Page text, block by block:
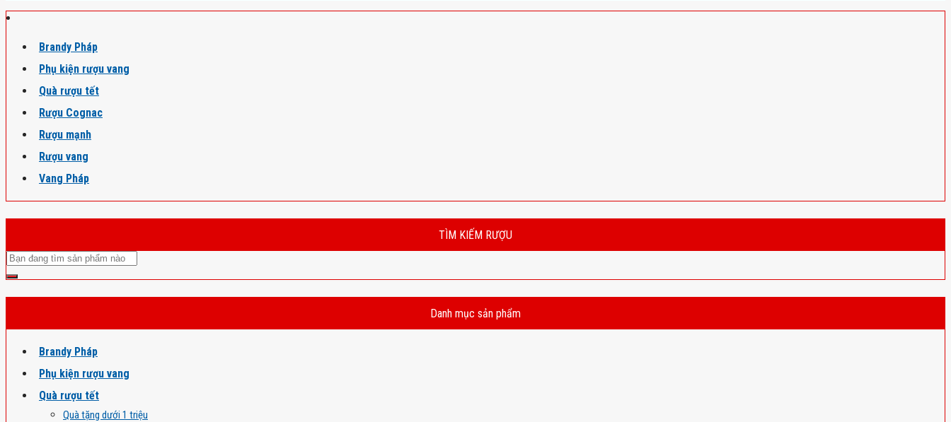
Brandy Pháp
Phụ kiện rượu vang
Quà rượu tết
Rượu Cognac
Rượu mạnh
Rượu vang
Vang Pháp
TÌM KIẾM RƯỢU
Danh mục sản phẩm
Brandy Pháp
Phụ kiện rượu vang
Quà rượu tết
Quà tặng dưới 1 triệu